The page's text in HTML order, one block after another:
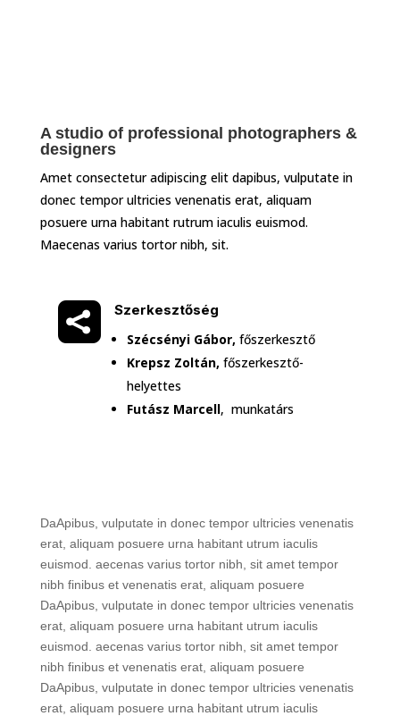
A studio of professional photographers &
designers
Amet consectetur adipiscing elit dapibus, vulputate in
donec tempor ultricies venenatis erat, aliquam
posuere urna habitant rutrum iaculis euismod.
Maecenas varius tortor nibh, sit.

Szerkesztőség
Szécsényi Gábor, főszerkesztő
Krepsz Zoltán, főszerkesztő-
helyettes
Futász Marcell, munkatárs
DaApibus, vulputate in donec tempor ultricies venenatis
erat, aliquam posuere urna habitant utrum iaculis
euismod. aecenas varius tortor nibh, sit amet tempor
nibh finibus et venenatis erat, aliquam posuere
DaApibus, vulputate in donec tempor ultricies venenatis
erat, aliquam posuere urna habitant utrum iaculis
euismod. aecenas varius tortor nibh, sit amet tempor
nibh finibus et venenatis erat, aliquam posuere
DaApibus, vulputate in donec tempor ultricies venenatis
erat, aliquam posuere urna habitant utrum iaculis